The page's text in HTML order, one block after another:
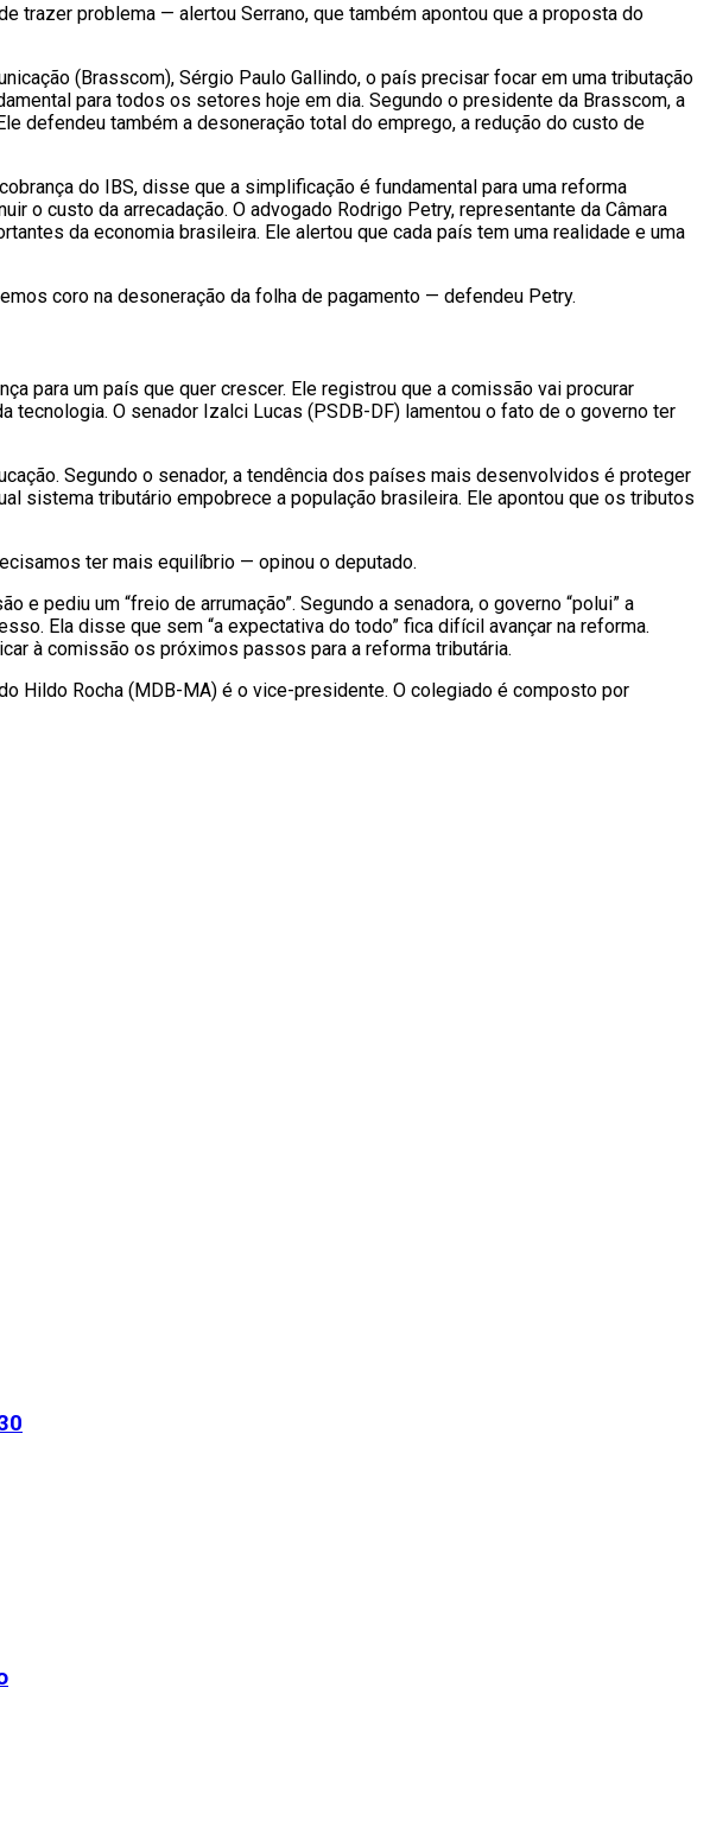
problema — alertou Serrano, que também apontou que a proposta do
(Brasscom), Sérgio Paulo Gallindo, o país precisar focar em uma tributação
para todos os setores hoje em dia. Segundo o presidente da Brasscom, a
defendeu também a desoneração total do emprego, a redução do custo de
do IBS, disse que a simplificação é fundamental para uma reforma
o custo da arrecadação. O advogado Rodrigo Petry, representante da Câmara
da economia brasileira. Ele alertou que cada país tem uma realidade e uma
coro na desoneração da folha de pagamento — defendeu Petry.
para um país que quer crescer. Ele registrou que a comissão vai procurar
O senador Izalci Lucas (PSDB-DF) lamentou o fato de o governo ter
Segundo o senador, a tendência dos países mais desenvolvidos é proteger
sistema tributário empobrece a população brasileira. Ele apontou que os tributos
ter mais equilíbrio — opinou o deputado.
pediu um “freio de arrumação”. Segundo a senadora, o governo “polui” a
Ela disse que sem “a expectativa do todo” fica difícil avançar na reforma.
à comissão os próximos passos para a reforma tributária.
Hildo Rocha (MDB-MA) é o vice-presidente. O colegiado é composto por